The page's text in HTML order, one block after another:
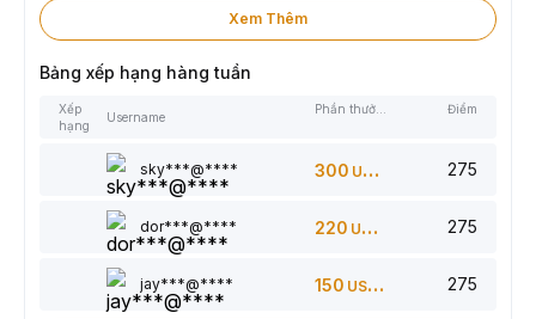
Xem Thêm
Bảng xếp hạng hàng tuần
Xếp
hạng
Username
Điểm
sky***@**** 300 USDT 275
dor***@**** 220 USDT 275
jay***@**** 150 USDT 275